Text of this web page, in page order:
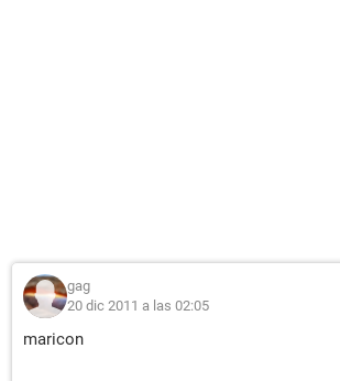
gag
20 dic 2011 a las 02:05
maricon